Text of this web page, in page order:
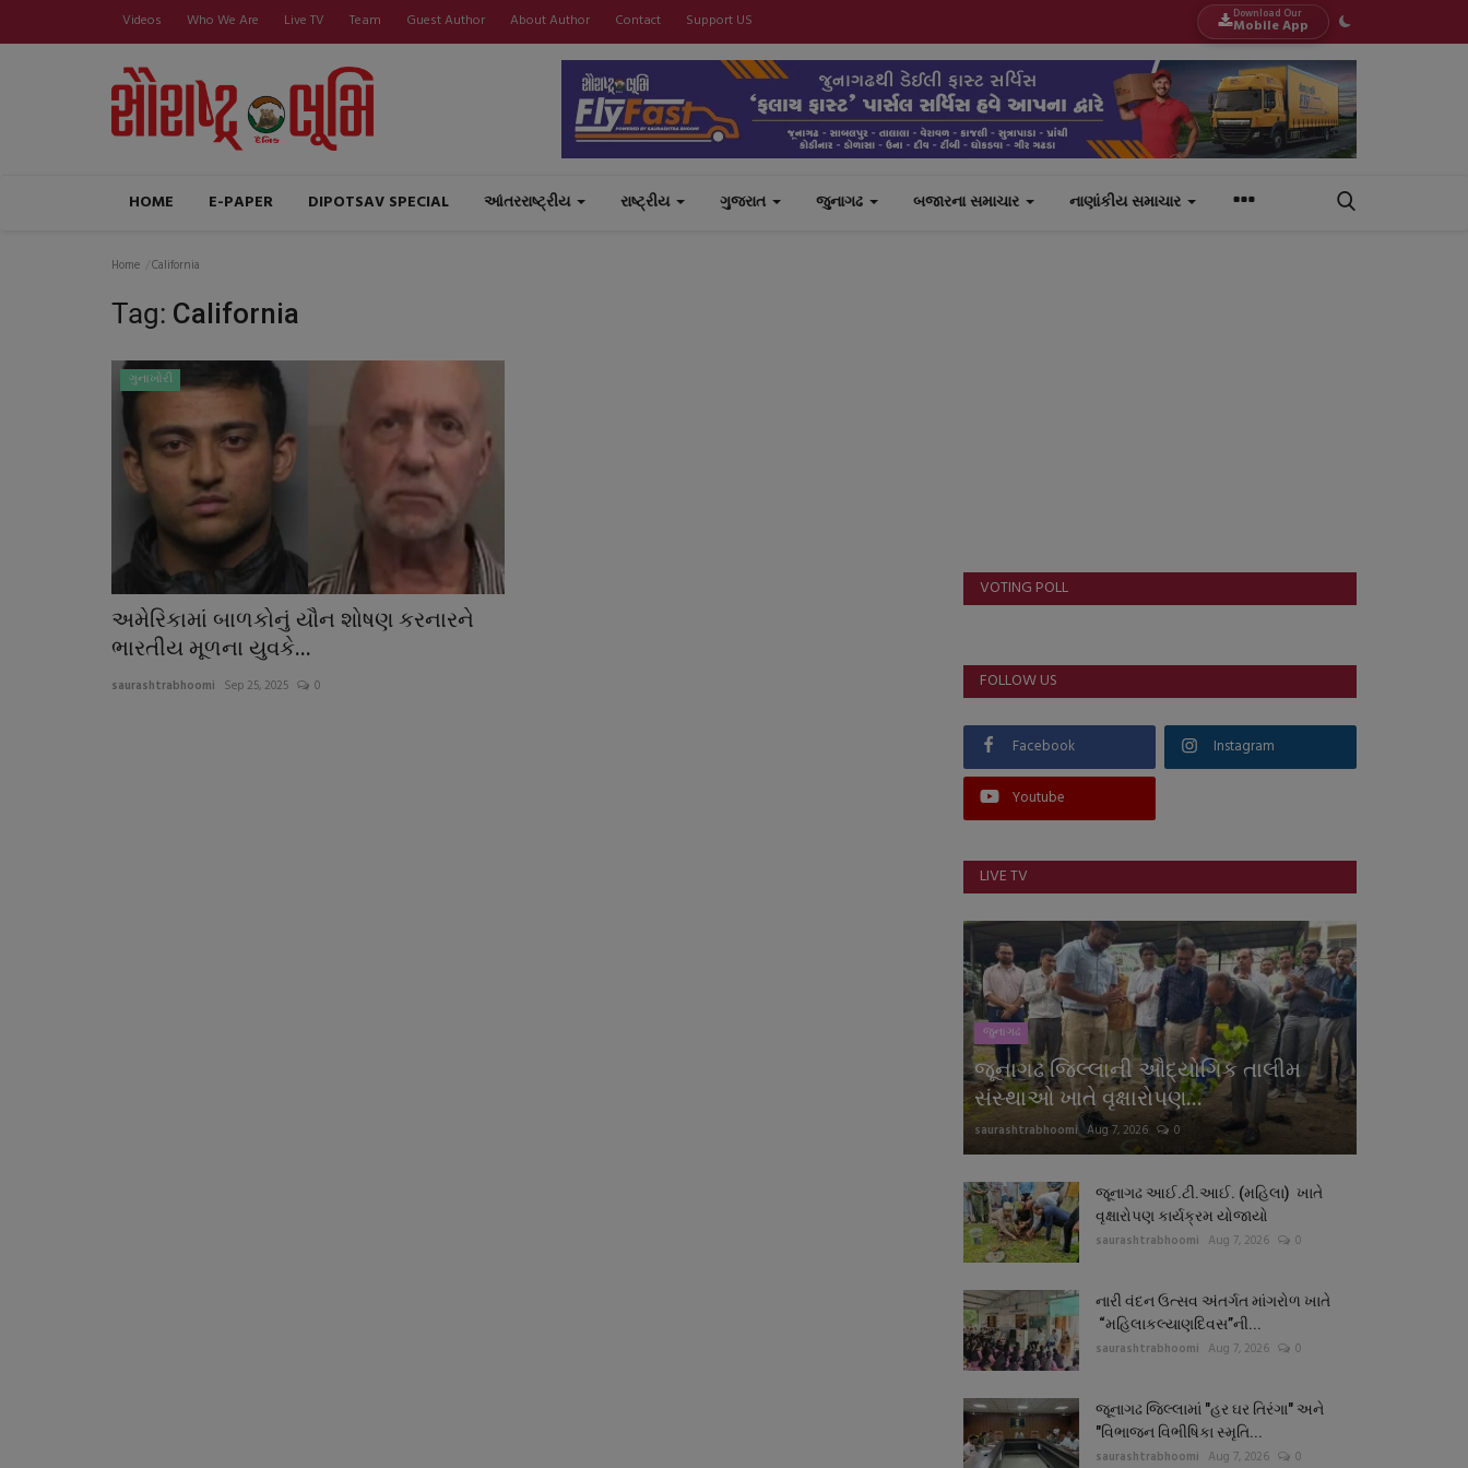
Videos Who We Are Live TV Team Guest Author About Author Contact Support US Download Our
Mobile App
HOME E-PAPER DIPOTSAV SPECIAL આંતરરાષ્ટ્રીય રાષ્ટ્રીય ગુજરાત જુનાગઢ બજારના સમાચાર નાણાંકીય સમાચાર
Home California
Tag: California
ગુનાખોરી
અમેરિકામાં બાળકોનું યૌન શોષણ કરનારને
ભારતીય મૂળના યુવકે...
saurashtrabhoomi Sep 25, 2025 0
VOTING POLL
FOLLOW US
Facebook Instagram
Youtube
LIVE TV
જુનાગઢ
જૂનાગઢ જિલ્લાની ઔદ્યોગિક તાલીમ
સંસ્થાઓ ખાતે વૃક્ષારોપણ...
saurashtrabhoomi Aug 7, 2026 0
જૂનાગઢ આઈ.ટી.આઈ. (મહિલા) ખાતે
વૃક્ષારોપણ કાર્યક્રમ યોજાયો
saurashtrabhoomi Aug 7, 2026 0
નારી વંદન ઉત્સવ અંતર્ગત માંગરોળ ખાતે
“મહિલાકલ્યાણદિવસ”ની...
saurashtrabhoomi Aug 7, 2026 0
જૂનાગઢ જિલ્લામાં "હર ઘર તિરંગા" અને
"વિભાજન વિભીષિકા સ્મૃતિ...
saurashtrabhoomi Aug 7, 2026 0